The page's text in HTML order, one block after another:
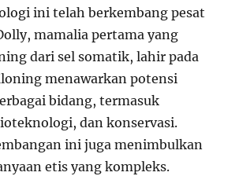
ini telah berkembang pesat
mamalia pertama yang
dari sel somatik, lahir pada
menawarkan potensi
bidang, termasuk
dan konservasi.
ini juga menimbulkan
etis yang kompleks.